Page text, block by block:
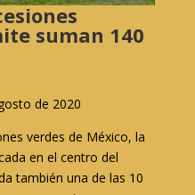
suman 140
de 2020
verdes de México, la
en el centro del
también una de las 10